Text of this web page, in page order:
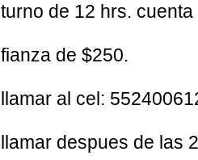
turno de 12 hrs.
fianza de $250.
llamar al cel:
llamar despues de las